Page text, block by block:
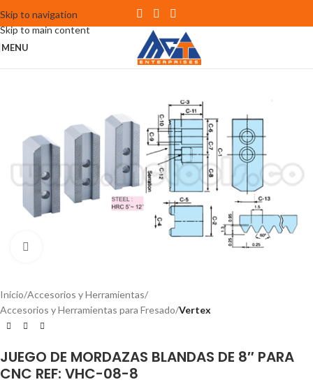
Skip to navigation
Skip to main content
MENU
Inicio Accesorios y Herramientas
Accesorios y Herramientas para Fresado Vertex
JUEGO DE MORDAZAS BLANDAS DE 8″ PARA
CNC REF: VHC-08-8